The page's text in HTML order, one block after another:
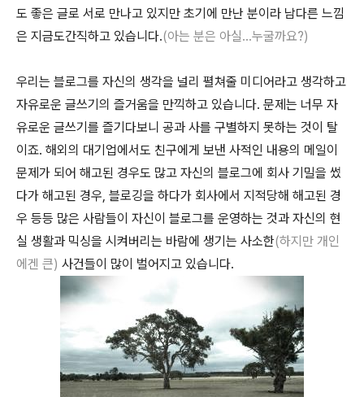
도 좋은 글로 서로 만나고 있지만 초기에 만난 분이라 남다른 느낌
은 지금도간직하고 있습니다.(아는 분은 아실...누굴까요?)
우리는 블로그를 자신의 생각을 널리 펼쳐줄 미디어라고 생각하고
자유로운 글쓰기의 즐거움을 만끽하고 있습니다. 문제는 너무 자
유로운 글쓰기를 즐기다보니 공과 사를 구별하지 못하는 것이 탈
이죠. 해외의 대기업에서도 친구에게 보낸 사적인 내용의 메일이
문제가 되어 해고된 경우도 많고 자신의 블로그에 회사 기밀을 썼
다가 해고된 경우, 블로깅을 하다가 회사에서 지적당해 해고된 경
우 등등 많은 사람들이 자신이 블로그를 운영하는 것과 자신의 현
실 생활과 믹싱을 시켜버리는 바람에 생기는 사소한(하지만 개인
에겐 큰) 사건들이 많이 벌어지고 있습니다.